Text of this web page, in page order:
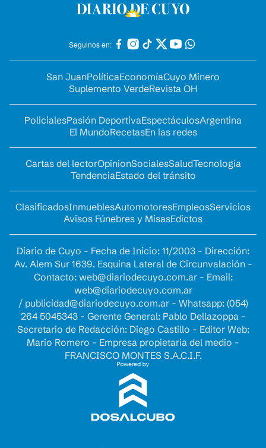
Seguinos en:
San JuanPolíticaEconomíaCuyo Minero
Suplemento VerdeRevista OH
PolicialesPasión DeportivaEspectáculosArgentina
El MundoRecetasEn las redes
Cartas del lectorOpinionSocialesSaludTecnología
TendenciaEstado del tránsito
ClasificadosInmueblesAutomotoresEmpleosServicios
Avisos Fúnebres y MisasEdictos
Diario de Cuyo - Fecha de Inicio: 11/2003 - Dirección:
Av. Alem Sur 1639. Esquina Lateral de Circunvalación -
Contacto: web@diariodecuyo.com.ar- Email:
web@diariodecuyo.com.ar
/ publicidad@diariodecuyo.com.ar- Whatsapp: (054)
264 5045343 - Gerente General: Pablo Dellazoppa -
Secretario de Redacción: Diego Castillo - Editor Web:
Mario Romero - Empresa propietaria del medio -
FRANCISCO MONTES S.A.C.I.F.